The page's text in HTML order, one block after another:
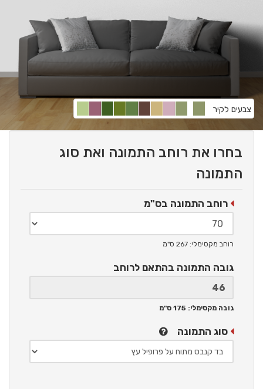
צבעים לקיר
בחרו את רוחב התמונה ואת סוג
התמונה
רוחב התמונה בס"מ
רוחב מקסימלי: 267 ס"מ
גובה התמונה בהתאם לרוחב
גובה מקסימלי: 175 ס"מ
סוג התמונה